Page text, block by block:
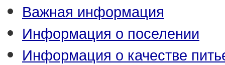
Важная информация
Информация о поселении
Информация о качестве